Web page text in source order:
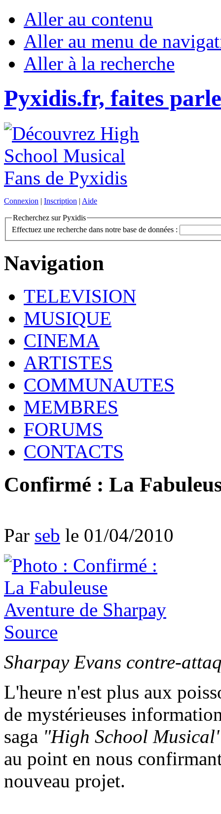
Aller au contenu
Aller au menu de
Aller à la recherche
Pyxidis.fr, faites
Connexion | Inscription | Aide
Recherchez sur Pyxidis
Effectuez une recherche dans notre base de données :
Navigation
TELEVISION
MUSIQUE
CINEMA
ARTISTES
COMMUNAUTES
MEMBRES
FORUMS
CONTACTS
Confirmé : La
Par seb le 01/04/2010
Source
Sharpay Evans contre-
L'heure n'est plus aux
de mystérieuses
saga "High School
au point en nous
nouveau projet.